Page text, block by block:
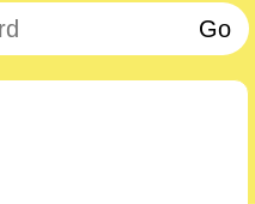
Go